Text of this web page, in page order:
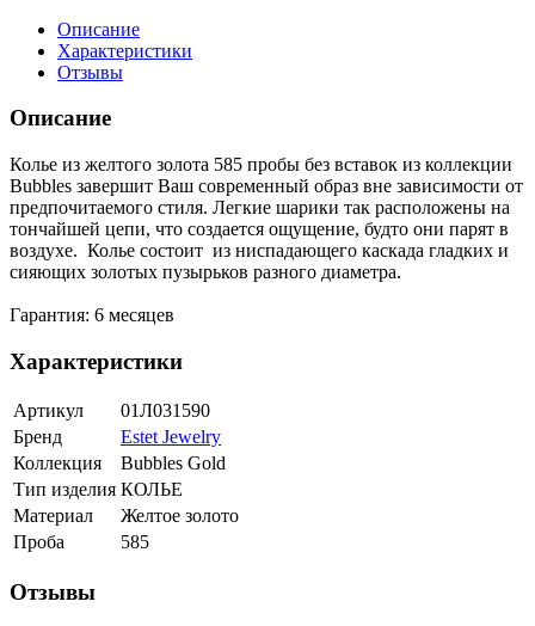
Описание
Характеристики
Отзывы
Описание
Колье из желтого золота 585 пробы без вставок из коллекции
Bubbles завершит Ваш современный образ вне зависимости от
предпочитаемого стиля. Легкие шарики так расположены на
тончайшей цепи, что создается ощущение, будто они парят в
воздухе. Колье состоит из ниспадающего каскада гладких и
сияющих золотых пузырьков разного диаметра.
Гарантия: 6 месяцев
Характеристики
Артикул
01Л031590
Бренд
Estet Jewelry
Коллекция
Bubbles Gold
Тип изделия КОЛЬЕ
Материал
Желтое золото
Проба
585
Отзывы